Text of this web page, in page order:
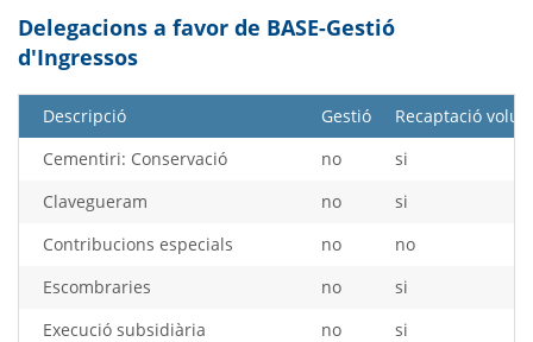
Delegacions a favor de BASE-Gestió
d'Ingressos
Descripció Gestió
Recaptació
Cementiri: Conservació
no
si
Clavegueram
no
si
Contribucions especials
no
no
Escombraries
no
si
Execució subsidiària
no
si